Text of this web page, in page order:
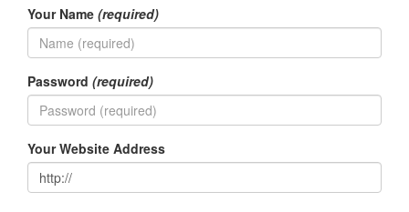
Your Name (required)
Password (required)
Your Website Address
Liitokala
9V
6F22